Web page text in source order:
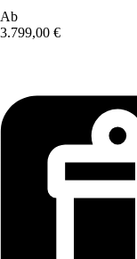
Ab
3.799,00 €